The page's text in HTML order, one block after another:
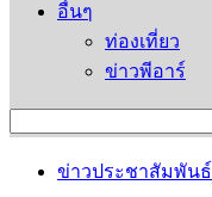
อื่นๆ
ท่องเที่ยว
ข่าวพีอาร์
ข่าวประชาสัมพันธ์